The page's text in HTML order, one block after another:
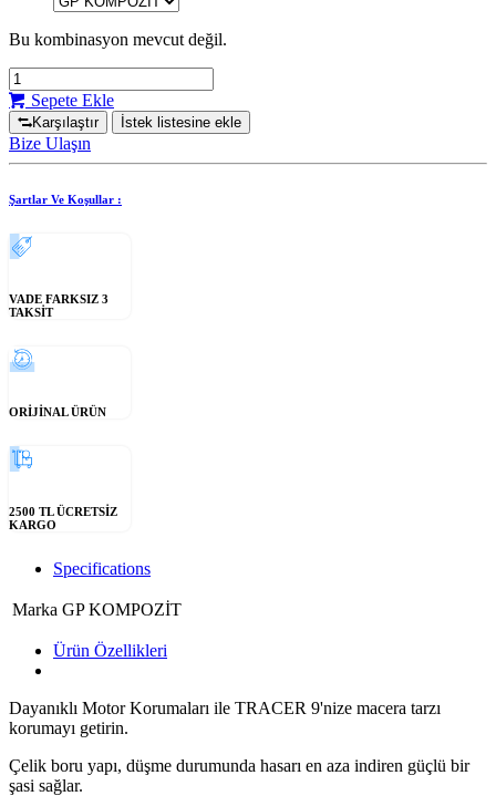
Bu kombinasyon mevcut değil.
Sepete Ekle
Karşılaştır İstek listesine ekle
Bize Ulaşın
Şartlar Ve Koşullar :
VADE FARKSIZ 3
TAKSİT
ORİJİNAL ÜRÜN
2500 TL ÜCRETSİZ
KARGO
Specifications
Marka GP KOMPOZİT
Ürün Özellikleri
Dayanıklı Motor Korumaları ile TRACER 9'nize macera tarzı
korumayı getirin.
Çelik boru yapı, düşme durumunda hasarı en aza indiren güçlü bir
şasi sağlar.